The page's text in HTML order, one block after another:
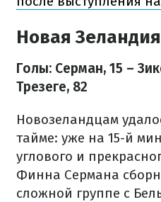
Новая
Голы: Серман, 15 –
Трезеге, 82
Новозеландцам
тайме: уже на 15-й
углового и
Финна Сермана
сложной группе с